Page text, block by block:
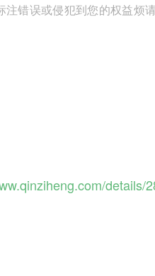
错误或侵犯到您的权益烦
details/